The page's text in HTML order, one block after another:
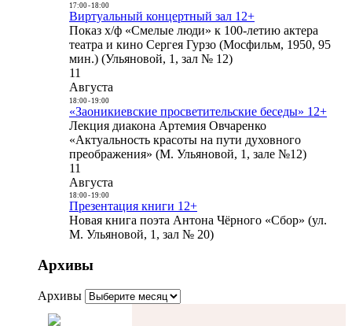
17:00- 18:00
Виртуальный концертный зал 12+
Показ х/ф «Смелые люди» к 100-летию актера
театра и кино Сергея Гурзо (Мосфильм, 1950, 95
мин.) (Ульяновой, 1, зал № 12)
11
Августа
18:00- 19:00
«Заоникиевские просветительские беседы» 12+
Лекция диакона Артемия Овчаренко
«Актуальность красоты на пути духовного
преображения» (М. Ульяновой, 1, зале №12)
11
Августа
18:00- 19:00
Презентация книги 12+
Новая книга поэта Антона Чёрного «Сбор» (ул.
М. Ульяновой, 1, зал № 20)
Архивы
Архивы